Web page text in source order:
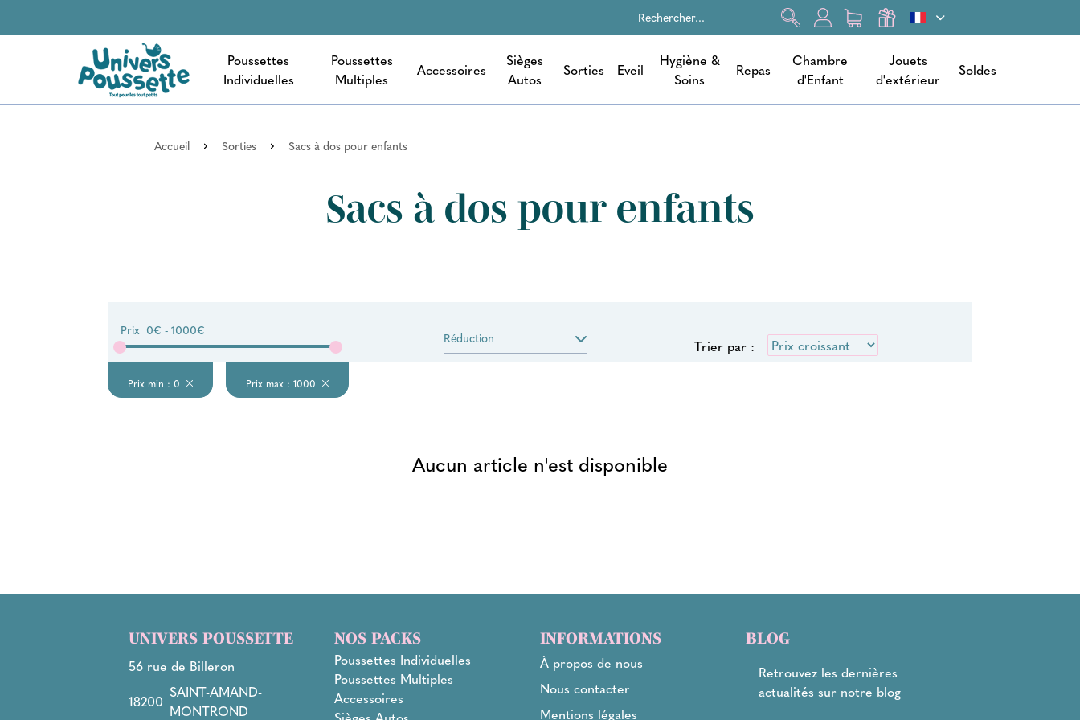
Poussettes
Individuelles
Poussettes
Multiples
Accessoires
Sièges
Autos
Sorties Eveil
Hygiène &
Soins
Repas
Chambre
d'Enfant
Jouets
d'extérieur
Soldes
Accueil Sorties Sacs à dos pour enfants
Sacs à dos pour enfants
Prix 0€ - 1000€ Réduction Trier par :
Prix min : 0 Prix max : 1000
Aucun article n'est disponible
UNIVERS POUSSETTE
56 rue de Billeron
18200
SAINT-AMAND-
MONTROND
NOS PACKS
Poussettes Individuelles
Poussettes Multiples
Accessoires
INFORMATIONS
À propos de nous
Nous contacter
Mentions légales
BLOG
Retrouvez les dernières
actualités sur notre blog